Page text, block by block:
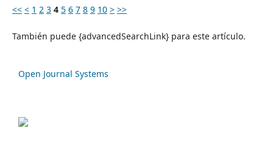
<< < 1 2 3 4 5 6 7 8 9 10 > >>
También puede {advancedSearchLink} para este artículo.
Open Journal Systems